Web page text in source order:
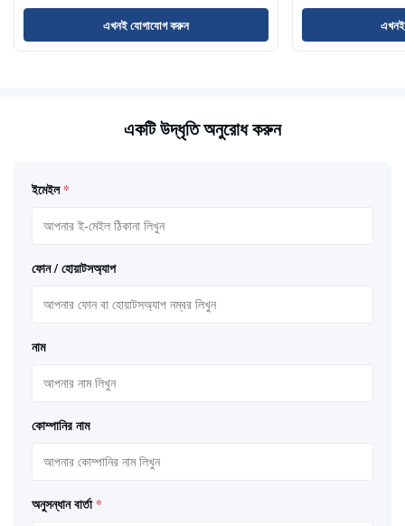
এখনই যোগাযোগ করুন
একটি উদ্ধৃতি অনুরোধ করুন
ইমেইল *
ফোন / হোয়াটসঅ্যাপ
নাম
কোম্পানির নাম
অনুসন্ধান বার্তা *